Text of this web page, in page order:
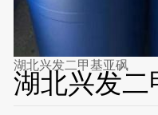
湖北兴发二甲基亚砜
湖北兴发二